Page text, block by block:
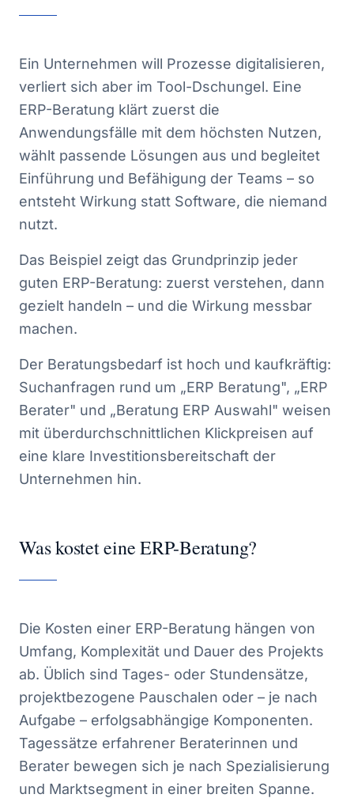
Ein Unternehmen will Prozesse digitalisieren,
verliert sich aber im Tool-Dschungel. Eine
ERP-Beratung klärt zuerst die
Anwendungsfälle mit dem höchsten Nutzen,
wählt passende Lösungen aus und begleitet
Einführung und Befähigung der Teams – so
entsteht Wirkung statt Software, die niemand
nutzt.
Das Beispiel zeigt das Grundprinzip jeder
guten ERP-Beratung: zuerst verstehen, dann
gezielt handeln – und die Wirkung messbar
machen.
Der Beratungsbedarf ist hoch und kaufkräftig:
Suchanfragen rund um „ERP Beratung", „ERP
Berater" und „Beratung ERP Auswahl" weisen
mit überdurchschnittlichen Klickpreisen auf
eine klare Investitionsbereitschaft der
Unternehmen hin.
Was kostet eine ERP-Beratung?
Die Kosten einer ERP-Beratung hängen von
Umfang, Komplexität und Dauer des Projekts
ab. Üblich sind Tages- oder Stundensätze,
projektbezogene Pauschalen oder – je nach
Aufgabe – erfolgsabhängige Komponenten.
Tagessätze erfahrener Beraterinnen und
Berater bewegen sich je nach Spezialisierung
und Marktsegment in einer breiten Spanne.